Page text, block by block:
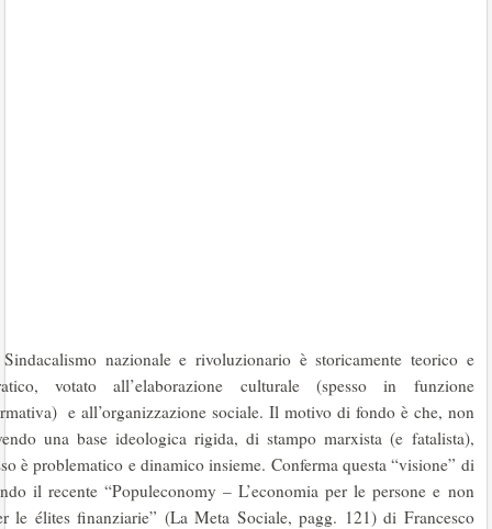
nazionale e rivoluzionario è storicamente teorico e
votato all’elaborazione culturale (spesso in funzione
e all’organizzazione sociale. Il motivo di fondo è che, non
una base ideologica rigida, di stampo marxista (e fatalista),
è problematico e dinamico insieme. Conferma questa “visione” di
il recente “Populeconomy – L’economia per le persone e non
le élites finanziarie” (La Meta Sociale, pagg. 121) di Francesco